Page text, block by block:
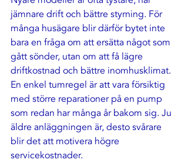
jämnare drift och bättre styrning. För
många husägare blir därför bytet inte
bara en fråga om att ersätta något som
gått sönder, utan om att få lägre
driftkostnad och bättre inomhusklimat.
En enkel tumregel är att vara försiktig
med större reparationer på en pump
som redan har många år bakom sig. Ju
äldre anläggningen är, desto svårare
blir det att motivera högre
servicekostnader.